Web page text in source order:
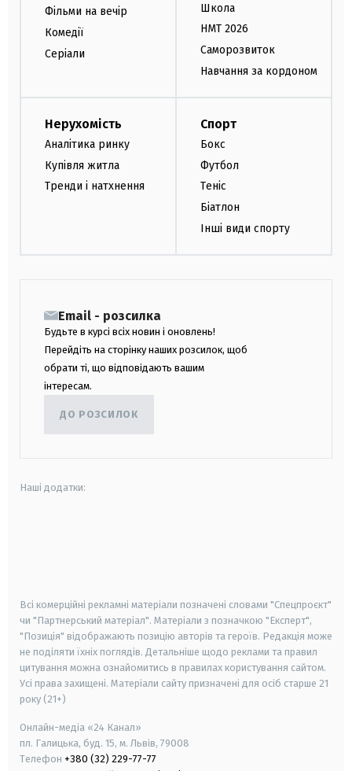
Фільми на вечір
Комедії
Серіали
Школа
НМТ 2026
Саморозвиток
Навчання за кордоном
Нерухомість
Аналітика ринку
Купівля житла
Тренди і натхнення
Спорт
Бокс
Футбол
Теніс
Біатлон
Інші види спорту
Email - розсилка
Будьте в курсі всіх новин і оновлень!
Перейдіть на сторінку наших розсилок, щоб
обрати ті, що відповідають вашим
інтересам.
ДО РОЗСИЛОК
Наші додатки:
Всі комерційні рекламні матеріали позначені словами "Спецпроєкт"
чи "Партнерський матеріал". Матеріали з позначкою "Експерт",
"Позиція" відображають позицію авторів та героїв. Редакція може
не поділяти їхніх поглядів. Детальніше щодо реклами та правил
цитування можна ознайомитись в правилах користування сайтом.
Усі права захищені. Матеріали сайту призначені для осіб старше 21
року (21+)
Онлайн-медіа «24 Канал»
пл. Галицька, буд. 15, м. Львів, 79008
Телефон +380 (32) 229-77-77